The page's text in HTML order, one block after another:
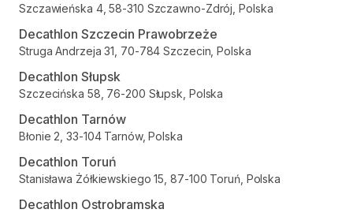
Szczawieńska 4, 58-310 Szczawno-Zdrój, Polska
Decathlon Szczecin Prawobrzeże
Struga Andrzeja 31, 70-784 Szczecin, Polska
Decathlon Słupsk
Szczecińska 58, 76-200 Słupsk, Polska
Decathlon Tarnów
Błonie 2, 33-104 Tarnów, Polska
Decathlon Toruń
Stanisława Żółkiewskiego 15, 87-100 Toruń, Polska
Decathlon Ostrobramska